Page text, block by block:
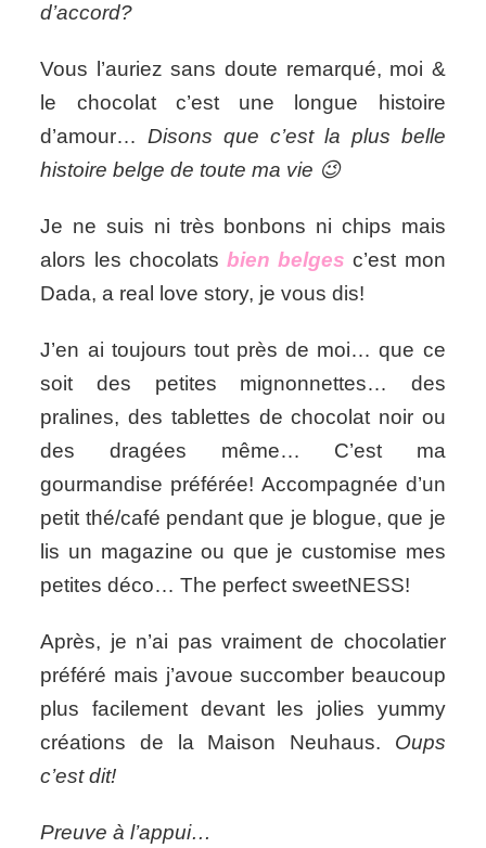
d’accord?
Vous l’auriez sans doute remarqué, moi &
le chocolat c’est une longue histoire
d’amour…Disons que c’est la plus belle
histoire belge de toute ma vie 😉
Je ne suis ni très bonbons ni chips mais
alors les chocolats bien belges c’est mon
Dada, a real love story, je vous dis!
J’en ai toujours tout près de moi… que ce
soit des petites mignonnettes… des
pralines, des tablettes de chocolat noir ou
des dragées même… C’est ma
gourmandise préférée! Accompagnée d’un
petit thé/café pendant que je blogue, que je
lis un magazine ou que je customise mes
petites déco… The perfect sweetNESS!
Après, je n’ai pas vraiment de chocolatier
préféré mais j’avoue succomber beaucoup
plus facilement devant les jolies yummy
créations de la Maison Neuhaus. Oups
c’est dit!
Preuve à l’appui…